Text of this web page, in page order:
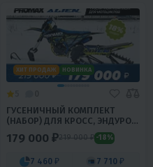
ХИТ ПРОДАЖ НОВИНКА
ГУСЕНИЧНЫЙ КОМПЛЕКТ
(НАБОР) ДЛЯ КРОСС, ЭНДУРО
МОТОЦИКЛОВ PROMAX ALIEN
179 000 ₽219 000 ₽ -18%
7 460 ₽ 7 710 ₽